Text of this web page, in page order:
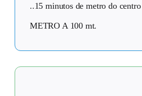
..15 minutos de metro do centro
METRO A 100 mt.